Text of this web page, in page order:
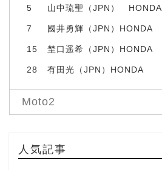
5 山中琉聖（JPN） HONDA
7 國井勇輝（JPN）HONDA
15 埜口遥希（JPN）HONDA
28 有田光（JPN）HONDA
Moto2
人気記事